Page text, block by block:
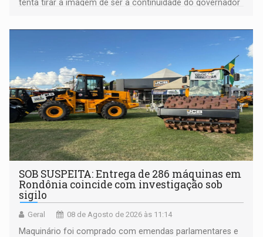
tenta tirar a imagem de ser a continuidade do governador
não ter entrado no modo eleição; ABAV faz evento em
SOB SUSPEITA: Entrega de 286 máquinas em
Rondônia coincide com investigação sob
sigilo
Geral 08 de Agosto de 2026 às 11:14
Maquinário foi comprado com emendas parlamentares e